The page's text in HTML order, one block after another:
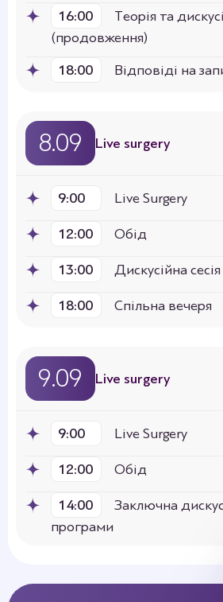
16:00
Теорія та
(продовження)
18:00 Відповіді на
8.09 Live surgery
9:00 Live Surgery
12:00 Обід
13:00 Дискусійна сесія
18:00 Спільна вечеря
9.09 Live surgery
9:00 Live Surgery
12:00 Обід
14:00
Заключна
програми